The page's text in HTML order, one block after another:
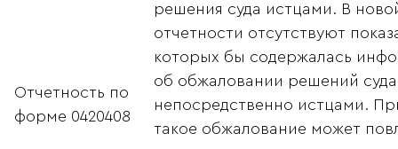
Отчетность по
форме 0420408
решения суда истцами. В
отчетности отсутствуют
которых бы содержалась
об обжаловании решений суда
непосредственно истцами.
такое обжалование может